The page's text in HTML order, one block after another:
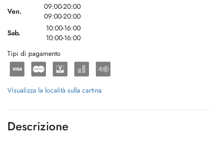
Ven.
09:00-20:00
09:00-20:00
Sab.
10:00-16:00
10:00-16:00
Tipi di pagamento
Visualizza la località sulla cartina
Descrizione